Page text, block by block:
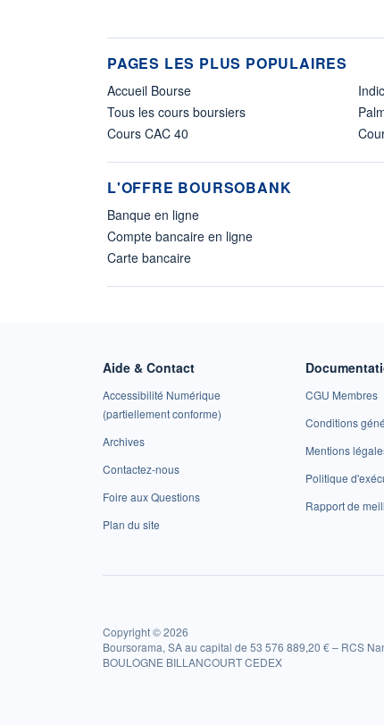
PAGES LES PLUS POPULAIRES
Accueil Bourse
Tous les cours boursiers
Cours CAC 40
L'OFFRE BOURSOBANK
Banque en ligne
Compte bancaire en ligne
Carte bancaire
Aide & Contact
Accessibilité Numérique
(partiellement conforme)
Archives
Contactez-nous
Foire aux Questions
Plan du site
CGU Membres
Conditions
Mentions
Politique
Rapport de
Copyright © 2026
Boursorama, SA au capital de 53 576 889,20 € – RCS
BOULOGNE BILLANCOURT CEDEX